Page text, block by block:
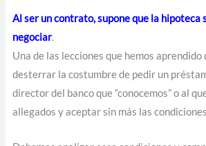
Al ser un contrato, supone que la hipoteca
negociar.
Una de las lecciones que hemos
desterrar la costumbre de pedir un
director del banco que “conocemos” o al
allegados y aceptar sin más las